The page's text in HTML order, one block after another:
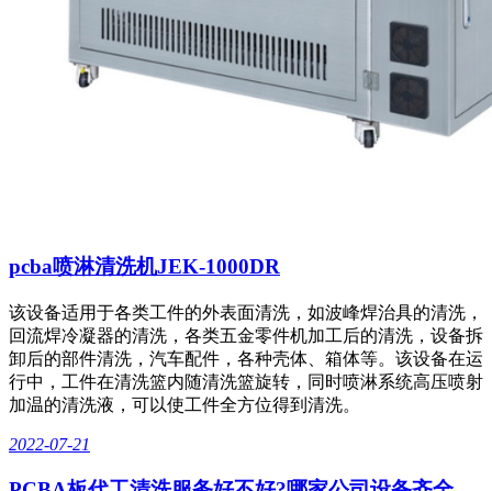
pcba喷淋清洗机JEK-1000DR
该设备适用于各类工件的外表面清洗，如波峰焊治具的清洗，
回流焊冷凝器的清洗，各类五金零件机加工后的清洗，设备拆
卸后的部件清洗，汽车配件，各种壳体、箱体等。该设备在运
行中，工件在清洗篮内随清洗篮旋转，同时喷淋系统高压喷射
加温的清洗液，可以使工件全方位得到清洗。
2022-07-21